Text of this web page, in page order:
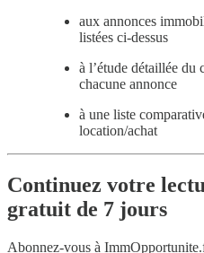
aux annonces
listées ci-dessus
à l’étude détaillée du
chacune annonce
à une liste
location/achat
Continuez votre
gratuit de 7 jours
Abonnez-vous à